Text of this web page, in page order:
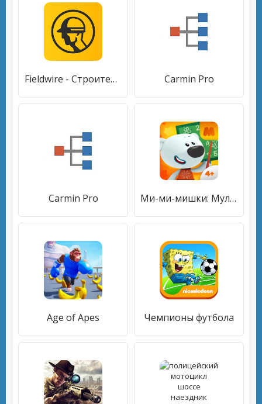
Fieldwire - Строительство Carmin Pro
Carmin Pro Ми-ми-мишки: Мультизнайка
Age of Apes Чемпионы футбола